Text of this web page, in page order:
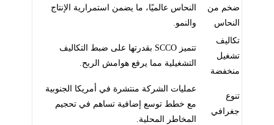
ضخم من
النحاس
النحاس عالميًا، ما يضمن استمرارية الإنتاج
والنمو.
تكاليف
تشغيل
منخفضة
تتميز SCCO بقدرتها على ضبط التكاليف
التشغيلية مما يرفع هوامش الربح.
تنوع
جغرافي
عمليات الشركة منتشرة في أمريكا الجنوبية
مع خطط توسع إضافية تساهم في تحجيم
المخاطر المحلية.